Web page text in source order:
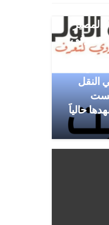
والمصير
.. وفي
النقل
حالياََ